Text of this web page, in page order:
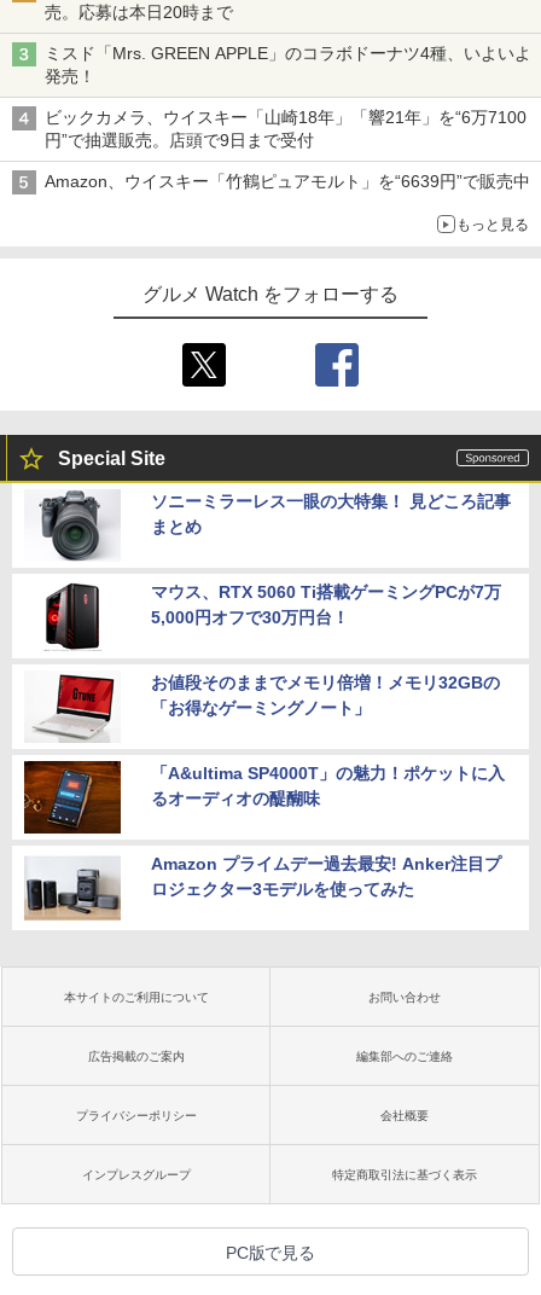
売。応募は本日20時まで
ミスド「Mrs. GREEN APPLE」のコラボドーナツ4種、いよいよ
発売！
ビックカメラ、ウイスキー「山崎18年」「響21年」を“6万7100
円”で抽選販売。店頭で9日まで受付
Amazon、ウイスキー「竹鶴ピュアモルト」を“6639円”で販売中
もっと見る
グルメ Watch をフォローする
Special Site
ソニーミラーレス一眼の大特集！ 見どころ記事
まとめ
マウス、RTX 5060 Ti搭載ゲーミングPCが7万
5,000円オフで30万円台！
お値段そのままでメモリ倍増！メモリ32GBの
「お得なゲーミングノート」
「A&ultima SP4000T」の魅力！ポケットに入
るオーディオの醍醐味
Amazon プライムデー過去最安! Anker注目プ
ロジェクター3モデルを使ってみた
本サイトのご利用について お問い合わせ
広告掲載のご案内 編集部へのご連絡
プライバシーポリシー 会社概要
インプレスグループ 特定商取引法に基づく表示
PC版で見る